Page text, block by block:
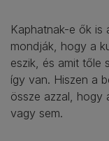
Kaphatnak-e ők is
mondják, hogy a
eszik, és amit tőle
így van. Hiszen a
össze azzal, hogy
vagy sem.